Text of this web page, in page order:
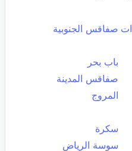
صفاقس الجنوبية
باب بحر
صفاقس المدينة
المروج
سكرة
سوسة الرياض